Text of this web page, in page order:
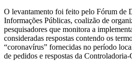
O levantamento foi feito pelo Fórum de
Informações Públicas, coalizão de
pesquisadores que monitora a
consideradas respostas contendo os
“coronavírus” fornecidas no período
de pedidos e respostas da